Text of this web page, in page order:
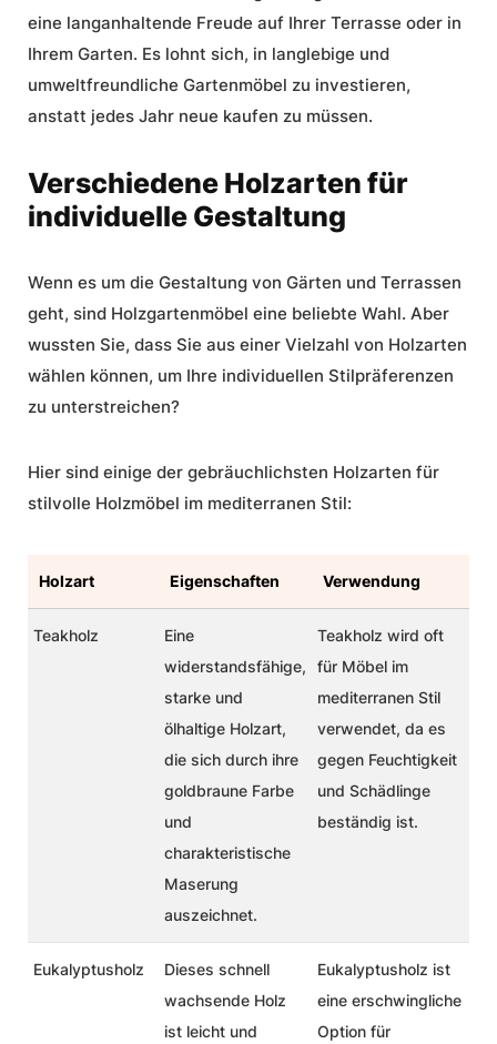
eine langanhaltende Freude auf Ihrer Terrasse oder in
Ihrem Garten. Es lohnt sich, in langlebige und
umweltfreundliche Gartenmöbel zu investieren,
anstatt jedes Jahr neue kaufen zu müssen.
Verschiedene Holzarten für
individuelle Gestaltung
Wenn es um die Gestaltung von Gärten und Terrassen
geht, sind Holzgartenmöbel eine beliebte Wahl. Aber
wussten Sie, dass Sie aus einer Vielzahl von Holzarten
wählen können, um Ihre individuellen Stilpräferenzen
zu unterstreichen?
Hier sind einige der gebräuchlichsten Holzarten für
stilvolle Holzmöbel im mediterranen Stil:
Holzart Eigenschaften Verwendung
Teakholz
Eine
widerstandsfähige,
starke und
ölhaltige Holzart,
die sich durch ihre
goldbraune Farbe
und
charakteristische
Maserung
auszeichnet.
Teakholz wird oft
für Möbel im
mediterranen Stil
verwendet, da es
gegen Feuchtigkeit
und Schädlinge
beständig ist.
Eukalyptusholz
Dieses schnell
wachsende Holz
ist leicht und
Eukalyptusholz ist
eine erschwingliche
Option für